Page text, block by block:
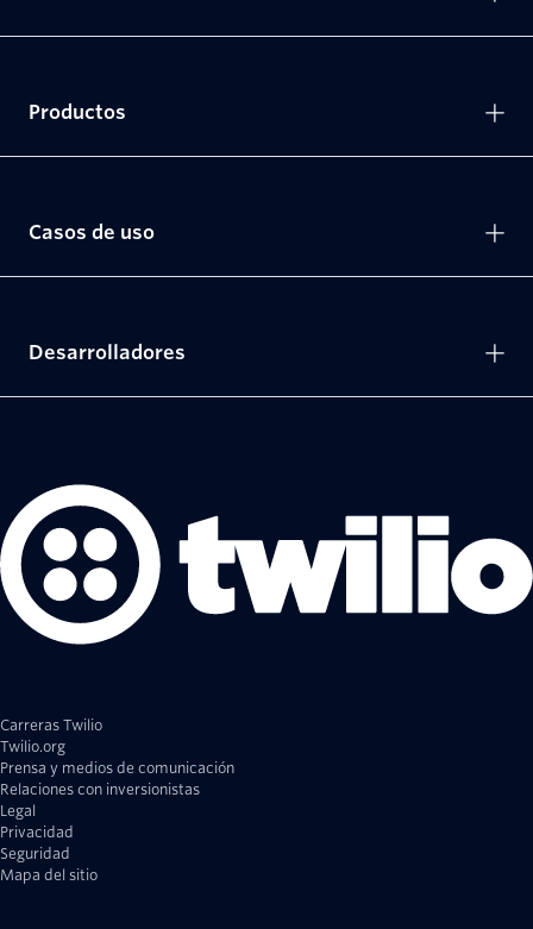
Carreras Twilio
Twilio.org
Prensa y medios de comunicación
Relaciones con inversionistas
Legal
Privacidad
Seguridad
Mapa del sitio
Productos
Casos de uso
Desarrolladores